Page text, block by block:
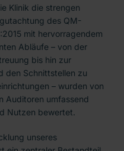
Klinik die strengen
des QM-
mit hervorragendem
Abläufe – von der
bis hin zur
den Schnittstellen zu
– wurden von
Auditoren umfassend
Nutzen bewertet.
unseres